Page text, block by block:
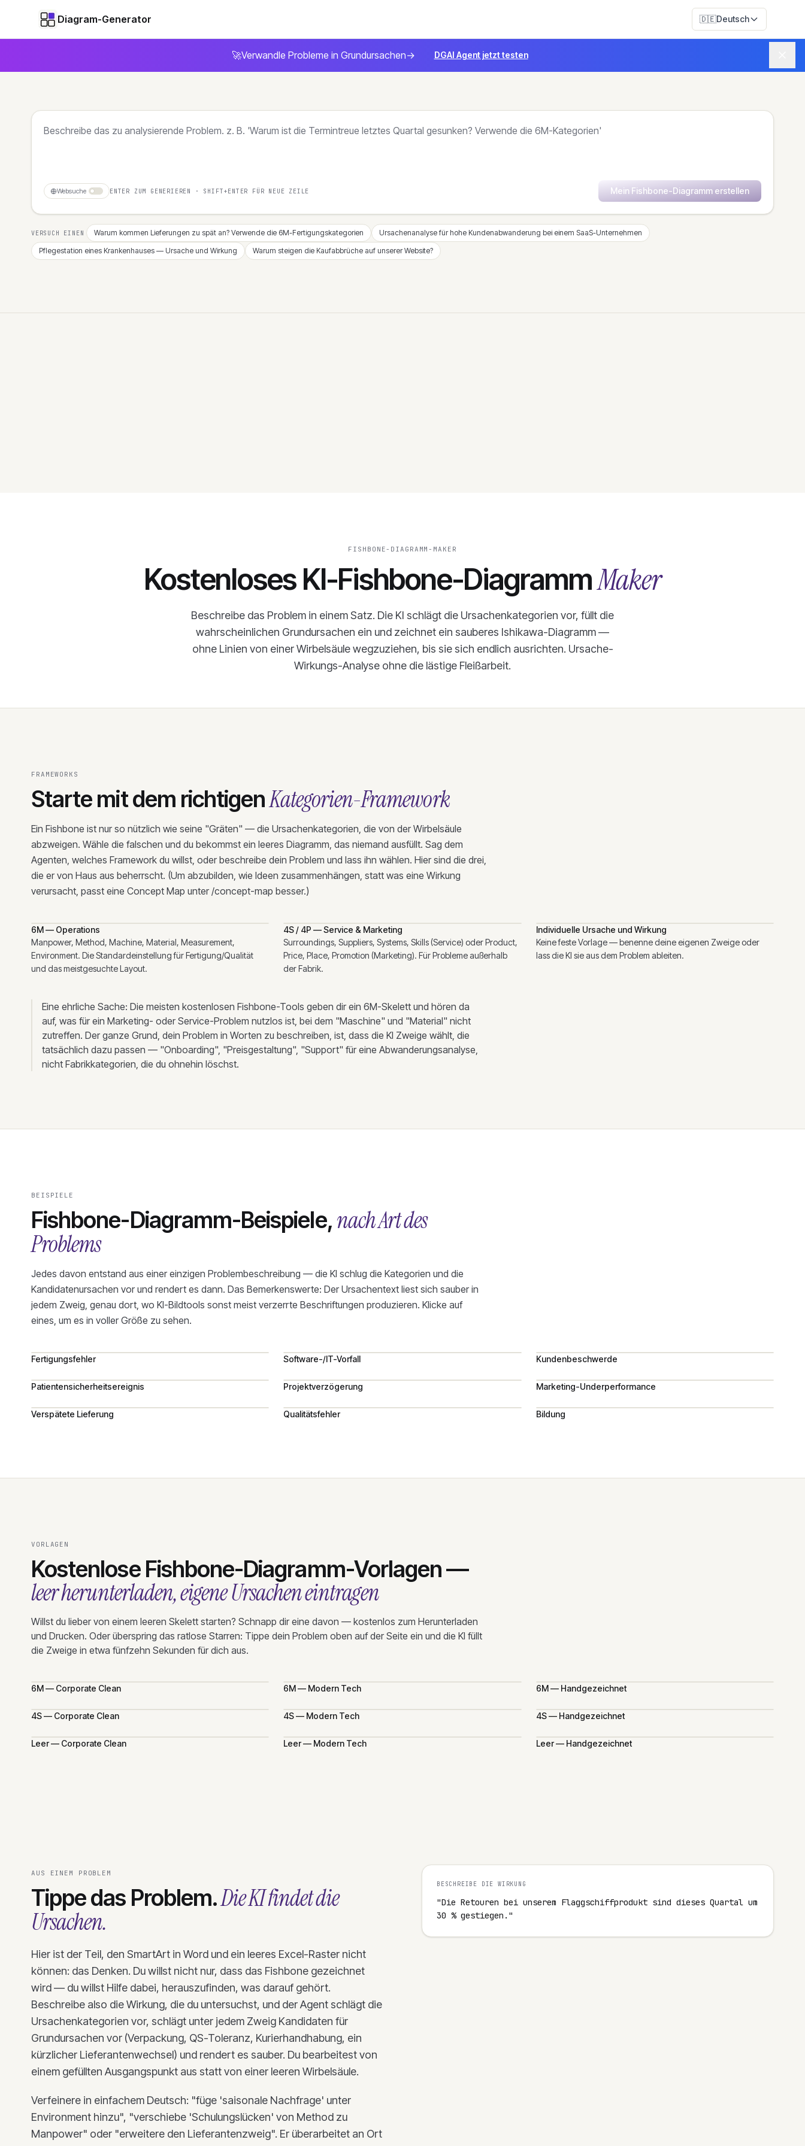
Diagram-Generator 🇩🇪Deutsch
🚀Verwandle Probleme in Grundursachen→ DGAI Agent jetzt testen
Websuche ENTER ZUM GENERIEREN · SHIFT+ENTER FÜR NEUE ZEILE Mein Fishbone-Diagramm erstellen
VERSUCH EINEN Warum kommen Lieferungen zu spät an? Verwende die 6M-Fertigungskategorien
Ursachenanalyse für hohe Kundenabwanderung bei einem SaaS-Unternehmen
Pflegestation eines Krankenhauses — Ursache und Wirkung
Warum steigen die Kaufabbrüche auf unserer Website?
FISHBONE-DIAGRAMM-MAKER
Kostenloses KI-Fishbone-DiagrammMaker
Beschreibe das Problem in einem Satz. Die KI schlägt die Ursachenkategorien vor, füllt die
wahrscheinlichen Grundursachen ein und zeichnet ein sauberes Ishikawa-Diagramm —
ohne Linien von einer Wirbelsäule wegzuziehen, bis sie sich endlich ausrichten. Ursache-
Wirkungs-Analyse ohne die lästige Fleißarbeit.
FRAMEWORKS
Starte mit dem richtigenKategorien-Framework
Ein Fishbone ist nur so nützlich wie seine "Gräten" — die Ursachenkategorien, die von der Wirbelsäule
abzweigen. Wähle die falschen und du bekommst ein leeres Diagramm, das niemand ausfüllt. Sag dem
Agenten, welches Framework du willst, oder beschreibe dein Problem und lass ihn wählen. Hier sind die drei,
die er von Haus aus beherrscht. (Um abzubilden, wie Ideen zusammenhängen, statt was eine Wirkung
verursacht, passt eine Concept Map unter /concept-map besser.)
6M — Operations
Manpower, Method, Machine, Material, Measurement,
Environment. Die Standardeinstellung für Fertigung/Qualität
und das meistgesuchte Layout.
4S / 4P — Service & Marketing
Surroundings, Suppliers, Systems, Skills (Service) oder Product,
Price, Place, Promotion (Marketing). Für Probleme außerhalb
der Fabrik.
Individuelle Ursache und Wirkung
Keine feste Vorlage — benenne deine eigenen Zweige oder
lass die KI sie aus dem Problem ableiten.
Eine ehrliche Sache: Die meisten kostenlosen Fishbone-Tools geben dir ein 6M-Skelett und hören da
auf, was für ein Marketing- oder Service-Problem nutzlos ist, bei dem "Maschine" und "Material" nicht
zutreffen. Der ganze Grund, dein Problem in Worten zu beschreiben, ist, dass die KI Zweige wählt, die
tatsächlich dazu passen — "Onboarding", "Preisgestaltung", "Support" für eine Abwanderungsanalyse,
nicht Fabrikkategorien, die du ohnehin löschst.
BEISPIELE
Fishbone-Diagramm-Beispiele, nach Art des
Problems
Jedes davon entstand aus einer einzigen Problembeschreibung — die KI schlug die Kategorien und die
Kandidatenursachen vor und rendert es dann. Das Bemerkenswerte: Der Ursachentext liest sich sauber in
jedem Zweig, genau dort, wo KI-Bildtools sonst meist verzerrte Beschriftungen produzieren. Klicke auf
eines, um es in voller Größe zu sehen.
Fertigungsfehler Software-/IT-Vorfall Kundenbeschwerde
Patientensicherheitsereignis Projektverzögerung Marketing-Underperformance
Verspätete Lieferung Qualitätsfehler Bildung
VORLAGEN
Kostenlose Fishbone-Diagramm-Vorlagen —
leer herunterladen, eigene Ursachen eintragen
Willst du lieber von einem leeren Skelett starten? Schnapp dir eine davon — kostenlos zum Herunterladen
und Drucken. Oder überspring das ratlose Starren: Tippe dein Problem oben auf der Seite ein und die KI füllt
die Zweige in etwa fünfzehn Sekunden für dich aus.
6M — Corporate Clean 6M — Modern Tech 6M — Handgezeichnet
4S — Corporate Clean 4S — Modern Tech 4S — Handgezeichnet
Leer — Corporate Clean Leer — Modern Tech Leer — Handgezeichnet
AUS EINEM PROBLEM
Tippe das Problem.Die KI findet die
Ursachen.
Hier ist der Teil, den SmartArt in Word und ein leeres Excel-Raster nicht
können: das Denken. Du willst nicht nur, dass das Fishbone gezeichnet
wird — du willst Hilfe dabei, herauszufinden, was darauf gehört.
Beschreibe also die Wirkung, die du untersuchst, und der Agent schlägt die
Ursachenkategorien vor, schlägt unter jedem Zweig Kandidaten für
Grundursachen vor (Verpackung, QS-Toleranz, Kurierhandhabung, ein
kürzlicher Lieferantenwechsel) und rendert es sauber. Du bearbeitest von
einem gefüllten Ausgangspunkt aus statt von einer leeren Wirbelsäule.
Verfeinere in einfachem Deutsch: "füge 'saisonale Nachfrage' unter
Environment hinzu", "verschiebe 'Schulungslücken' von Method zu
Manpower" oder "erweitere den Lieferantenzweig". Er überarbeitet an Ort
BESCHREIBE DIE WIRKUNG
"Die Retouren bei unserem Flaggschiffprodukt sind dieses Quartal um
30 % gestiegen."